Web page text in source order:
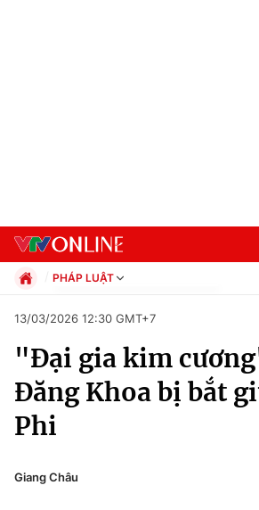
Chuyên mục
Chính trị
PHÁP LUẬT
Xã hội
Pháp luật
Kinh tế
Thể thao
13/03/2026 12:30 GMT+7
"Đại gia kim
Đăng Khoa bị bắt
Phi
Giang Châu